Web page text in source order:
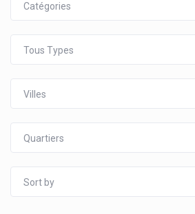
Catégories
Tous Types
Villes
Quartiers
Sort by